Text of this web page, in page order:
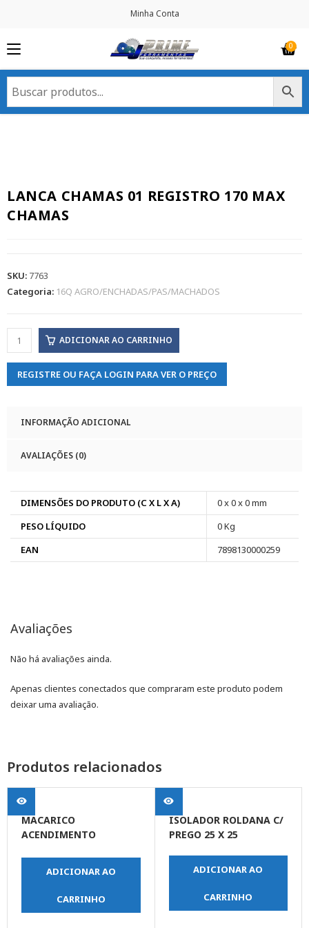
Minha Conta
LANCA CHAMAS 01 REGISTRO 170 MAX
CHAMAS
SKU: 7763
Categoria: 16Q AGRO/ENCHADAS/PAS/MACHADOS
ADICIONAR AO CARRINHO
REGISTRE OU FAÇA LOGIN PARA VER O PREÇO
INFORMAÇÃO ADICIONAL
AVALIAÇÕES (0)
DIMENSÕES DO PRODUTO (C X L X A)
0 x 0 x 0 mm
PESO LÍQUIDO
0 Kg
EAN
7898130000259
Avaliações
Não há avaliações ainda.
Apenas clientes conectados que compraram este produto podem
deixar uma avaliação.
Produtos relacionados
MACARICO
ACENDIMENTO
ADICIONAR AO
CARRINHO
ISOLADOR ROLDANA C/
PREGO 25 X 25
ADICIONAR AO
CARRINHO